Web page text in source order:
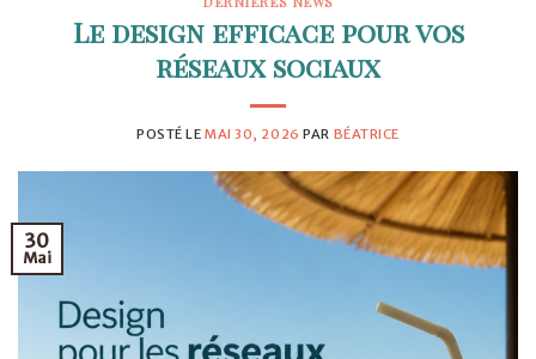
Le design efficace pour vos
réseaux sociaux
POSTÉ LE MAI 30, 2026 PAR BÉATRICE
30
Mai